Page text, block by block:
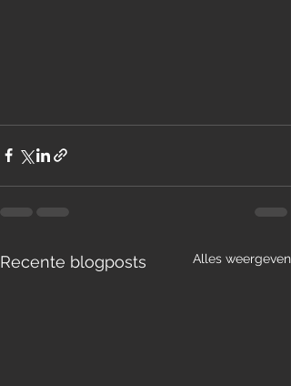
Recente blogposts Alles weergeven